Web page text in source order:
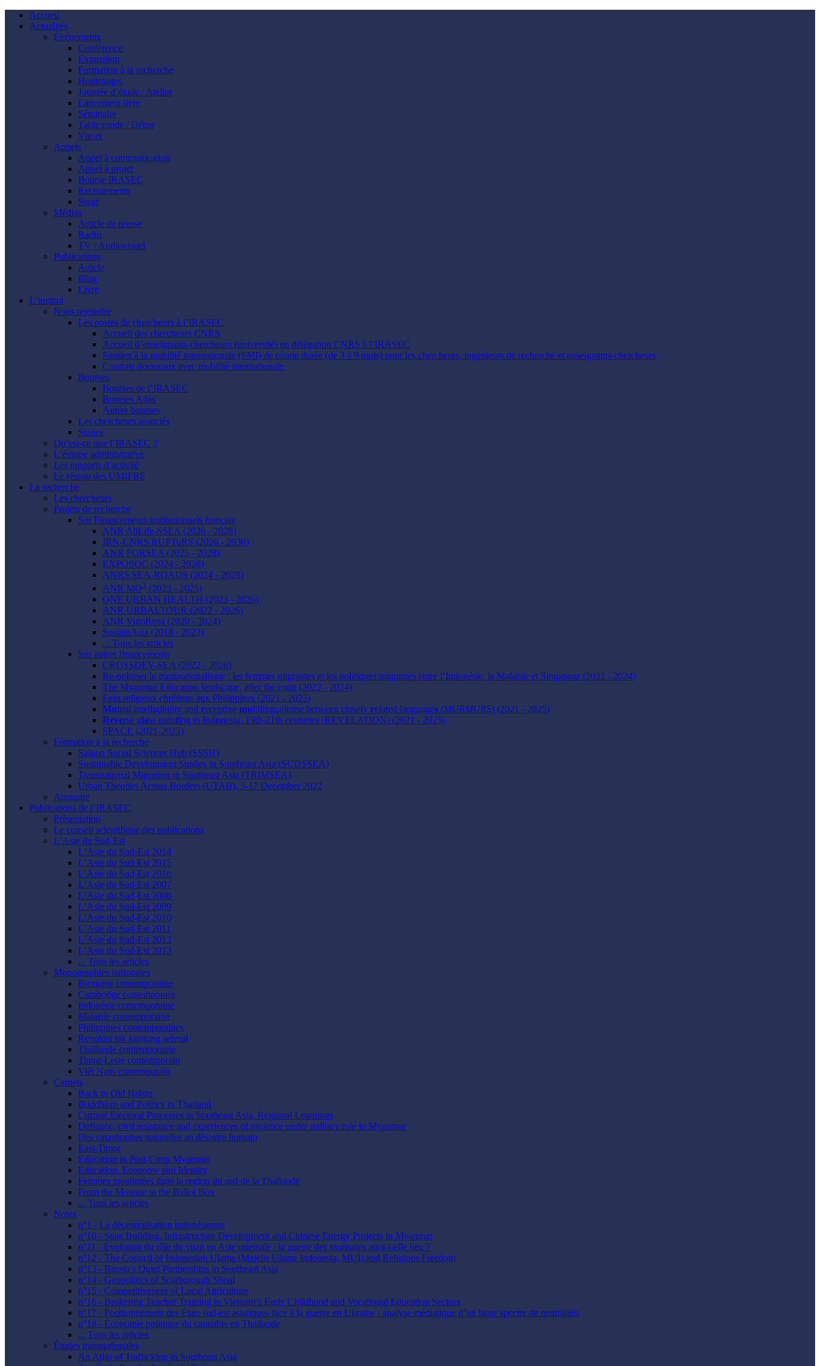
Accueil
Actualités
Événements
Conférence
Exposition
Formation à la recherche
Hommages
Journée d’étude / Atelier
Lancement livre
Séminaire
Table ronde / Débat
Vœux
Appels
Appel à communication
Appel à projet
Bourse IRASEC
Recrutements
Stage
Médias
Article de presse
Radio
TV / Audiovisuel
Publications
Article
Blog
Livre
L’institut
Nous rejoindre
Les postes de chercheurs à l’IRASEC
Accueil des chercheurs CNRS
Accueil d’enseignants-chercheurs (université) en délégation CNRS à l’IRASEC
Soutien à la mobilité internationale (SMI) de courte durée (de 3 à 9 mois) pour les chercheurs, ingénieurs de recherche et enseignants-chercheurs
Contrats doctoraux avec mobilité internationale
Bourses
Bourses de l’IRASEC
Bourses Atlas
Autres bourses
Les chercheurs associés
Stages
Qu’est-ce que l’IRASEC ?
L’équipe administrative
Les rapports d’activité
Le réseau des UMIFRE
La recherche
Les chercheurs
Projets de recherche
Sur Financements institutionnels français
ANR AltLife-SSEA (2026 - 2028)
IRN-CNRS RUPTuRS (2026 - 2030)
ANR FORSEA (2025 - 2028)
EXPOSOC (2024 - 2028)
ANRS SEA-ROADS (2024 - 2028)
ANR MO3 (2023 - 2025)
ONE URBAN HEALTH (2023 - 2026)
ANR URBALTOUR (2022 - 2026)
ANR VinoRosa (2020 - 2024)
SustainAsia (2018 - 2023)
... Tous les articles
Sur autres financements
CROSSDEV-SEA (2022 - 2026)
Re-politiser le transnationalisme : les femmes migrantes et les politiques migrantes entre l’Indonésie, la Malaisie et Singapour (2022 - 2024)
The Myanmar Education landscape, after the coup (2022 - 2024)
Faits religieux chrétiens aux Philippines (2021 - 2023)
Mutual intelligibility and receptive multilingualisme between closely related languages (MURMURS) (2021 - 2025)
Reverse glass painting in Indonesia, 19th-21th centuries (REVELATION) (2021 - 2025)
SPACE (2021-2025)
Formation à la recherche
Saigon Social Sciences Hub (SSSH)
Sustainable Development Studies in Southeast Asia (SUDSSEA)
Transnational Migration in Southeast Asia (TRIMSEA)
Urban Theories Across Borders (UTAB), 5-17 December 2022
Annuaire
Publications de l’IRASEC
Présentation
Le conseil scientifique des publications
L’Asie du Sud-Est
L’Asie du Sud-Est 2014
L’Asie du Sud-Est 2015
L’Asie du Sud-Est 2016
L’Asie du Sud-Est 2007
L’Asie du Sud-Est 2008
L’Asie du Sud-Est 2009
L’Asie du Sud-Est 2010
L’Asie du Sud-Est 2011
L’Asie du Sud-Est 2012
L’Asie du Sud-Est 2013
... Tous les articles
Monographies nationales
Birmanie contemporaine
Cambodge contemporain
Indonésie contemporaine
Malaisie contemporaine
Philippines contemporaines
Revolusi tak kunjung selesai
Thaïlande contemporaine
Timor-Leste contemporain
Viêt Nam contemporain
Carnets
Back to Old Habits
Buddhism and Politics in Thailand
Current Electoral Processes in Southeast Asia. Regional Learnings
Defiance, civil resistance and experiences of violence under military rule in Myanmar
Des catastrophes naturelles au désastre humain
East-Timor
Education in Post-Coup Myanmar
Education, Economy and Identity
Femmes prostituées dans la region du sud de la Thaïlande
From the Mosque to the Ballot Box
... Tous les articles
Notes
n°1 - La décentralisation indonésienne
n°10 - State Building, Infrastructure Development and Chinese Energy Projects in Myanmar
n°11 - Évolution du rôle du yuan en Asie orientale : la guerre des monnaies aura-t-elle lieu ?
n°12 - The Council of Indonesian Ulama (Majelis Ulama Indonesia, MUI) and Religious Freedom
n°13 - Russia’s Quiet Partnerships in Southeast Asia
n°14 - Geopolitics of Scarborough Shoal
n°15 - Competitiveness of Local Agriculture
n°16 - Brokering Teacher Training in Vietnam’s Early Childhood and Vocational Education Sectors
n°17 - Positionnement des États sud-est asiatiques face à la guerre en Ukraine : analyse médiatique d’un large spectre de neutralités
n°18 - Économie politique du cannabis en Thaïlande
... Tous les articles
Études transnationales
An Atlas of Trafficking in Southeast Asia